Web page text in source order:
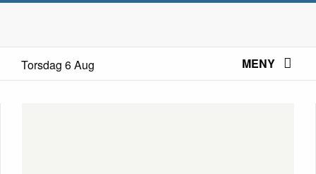
Torsdag 6 Aug MENY